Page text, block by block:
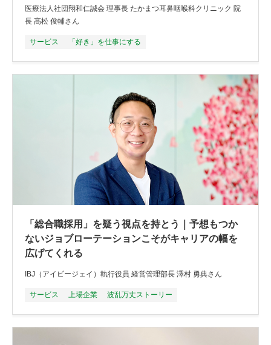
医療法人社団翔和仁誠会 理事長 たかまつ耳鼻咽喉科クリニック 院
長 髙松 俊輔さん
サービス 「好き」を仕事にする
「総合職採用」を疑う視点を持とう｜予想もつか
ないジョブローテーションこそがキャリアの幅を
広げてくれる
IBJ（アイビージェイ）執行役員 経営管理部長 澤村 勇典さん
サービス 上場企業 波乱万丈ストーリー